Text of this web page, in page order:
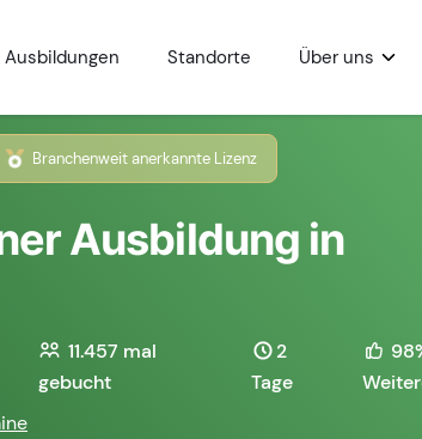
Ausbildungen Standorte Über uns
Branchenweit anerkannte Lizenz
Ausbildung in
11.457 mal
gebucht
2
Tage